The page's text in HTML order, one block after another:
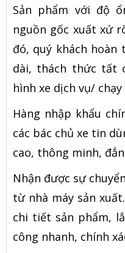
Sản phẩm với độ
nguồn gốc xuất xứ
đó, quý khách hoàn
dài, thách thức tất
hình xe dịch vụ/
Hàng nhập khẩu
các bác chủ xe tin
cao, thông minh,
Nhận được sự
từ nhà máy sản
chi tiết sản phẩm,
công nhanh, chính